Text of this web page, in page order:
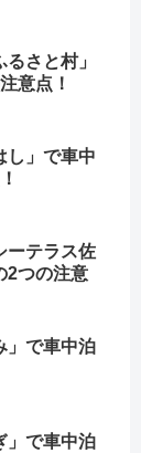
さと村」
意点！
し」で車中
ーテラス佐
2つの注意
」で車中泊
」で車中泊